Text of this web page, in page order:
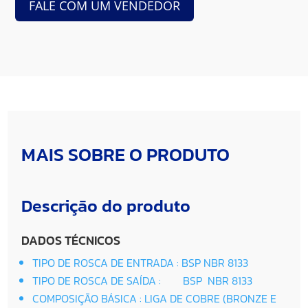
FALE COM UM VENDEDOR
MAIS SOBRE O PRODUTO
Descrição do produto
DADOS TÉCNICOS
TIPO DE ROSCA DE ENTRADA : BSP NBR 8133
TIPO DE ROSCA DE SAÍDA : BSP NBR 8133
COMPOSIÇÃO BÁSICA : LIGA DE COBRE (BRONZE E